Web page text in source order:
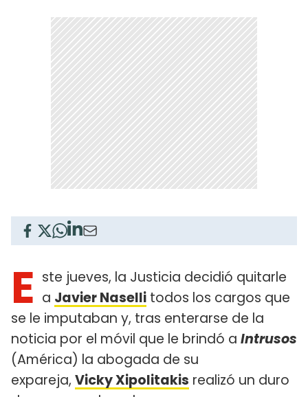
E ste jueves, la Justicia decidió quitarle
a Javier Naselli todos los cargos que
se le imputaban y, tras enterarse de la
noticia por el móvil que le brindó a Intrusos
(América) la abogada de su
expareja, Vicky Xipolitakis realizó un duro